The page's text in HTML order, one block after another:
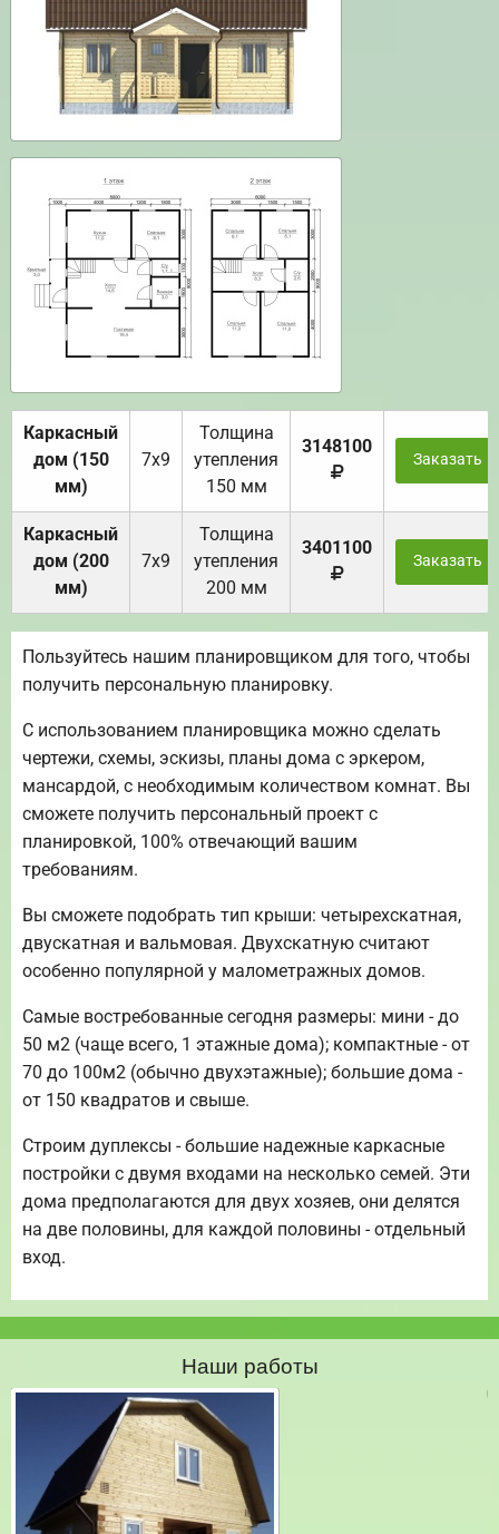
Каркасный
дом (150
мм)
7х9
Толщина
утепления
150 мм
3148100
Заказать
Каркасный
дом (200
мм)
7х9
Толщина
утепления
200 мм
3401100
Заказать
Пользуйтесь нашим планировщиком для того, чтобы
получить персональную планировку.
С использованием планировщика можно сделать
чертежи, схемы, эскизы, планы дома с эркером,
мансардой, с необходимым количеством комнат. Вы
сможете получить персональный проект с
планировкой, 100% отвечающий вашим
требованиям.
Вы сможете подобрать тип крыши: четырехскатная,
двускатная и вальмовая. Двухскатную считают
особенно популярной у малометражных домов.
Самые востребованные сегодня размеры: мини - до
50 м2 (чаще всего, 1 этажные дома); компактные - от
70 до 100м2 (обычно двухэтажные); большие дома -
от 150 квадратов и свыше.
Строим дуплексы - большие надежные каркасные
постройки с двумя входами на несколько семей. Эти
дома предполагаются для двух хозяев, они делятся
на две половины, для каждой половины - отдельный
вход.
Наши работы